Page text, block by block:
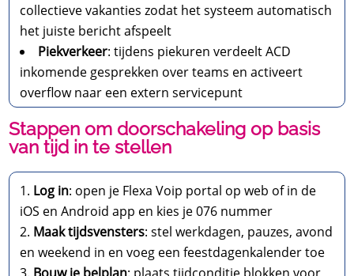
collectieve vakanties zodat het systeem automatisch
het juiste bericht afspeelt
Piekverkeer: tijdens piekuren verdeelt ACD
inkomende gesprekken over teams en activeert
overflow naar een extern servicepunt
Stappen om doorschakeling op basis
van tijd in te stellen
Log in: open je Flexa Voip portal op web of in de
iOS en Android app en kies je 076 nummer
Maak tijdsvensters: stel werkdagen, pauzes, avond
en weekend in en voeg een feestdagenkalender toe